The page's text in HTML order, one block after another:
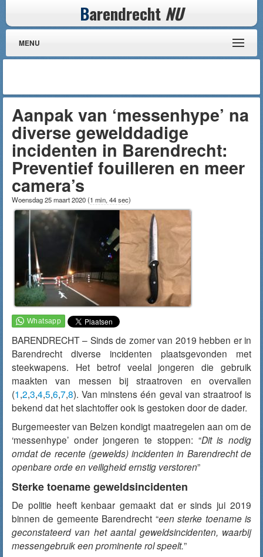
Barendrecht NU
MENU
Aanpak van ‘messenhype’ na
diverse gewelddadige
incidenten in Barendrecht:
Preventief fouilleren en meer
camera’s
Woensdag 25 maart 2020(1 min, 44 sec)
BARENDRECHT – Sinds de zomer van 2019 hebben er in
Barendrecht diverse incidenten plaatsgevonden met
steekwapens. Het betrof veelal jongeren die gebruik
maakten van messen bij straatroven en overvallen
(1,2,3,4,5,6,7,8). Van minstens één geval van straatroof is
bekend dat het slachtoffer ook is gestoken door de dader.
Burgemeester van Belzen kondigt maatregelen aan om de
‘messenhype’ onder jongeren te stoppen: “Dit is nodig
omdat de recente (gewelds) incidenten in Barendrecht de
openbare orde en veiligheid ernstig verstoren”
Sterke toename geweldsincidenten
De politie heeft kenbaar gemaakt dat er sinds jui 2019
binnen de gemeente Barendrecht “een sterke toename is
geconstateerd van het aantal geweldsincidenten, waarbij
messengebruik een prominente rol speelt.”